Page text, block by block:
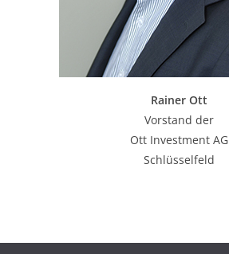
Rainer Ott
Vorstand der
Ott Investment AG
Schlüsselfeld